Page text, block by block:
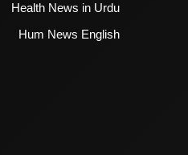
Health News in Urdu
Hum News English